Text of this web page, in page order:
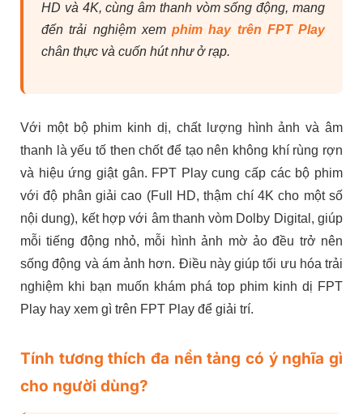
HD và 4K, cùng âm thanh vòm sống động, mang
đến trải nghiệm xem phim hay trên FPT Play
chân thực và cuốn hút như ở rạp.
Với một bộ phim kinh dị, chất lượng hình ảnh và âm
thanh là yếu tố then chốt để tạo nên không khí rùng rợn
và hiệu ứng giật gân. FPT Play cung cấp các bộ phim
với độ phân giải cao (Full HD, thậm chí 4K cho một số
nội dung), kết hợp với âm thanh vòm Dolby Digital, giúp
mỗi tiếng động nhỏ, mỗi hình ảnh mờ ảo đều trở nên
sống động và ám ảnh hơn. Điều này giúp tối ưu hóa trải
nghiệm khi bạn muốn khám phá top phim kinh dị FPT
Play hay xem gì trên FPT Play để giải trí.
Tính tương thích đa nền tảng có ý nghĩa gì
cho người dùng?